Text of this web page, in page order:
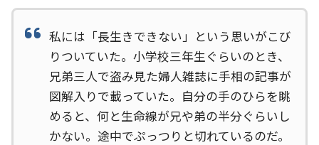
私には「長生きできない」という思いがこび
りついていた。小学校三年生ぐらいのとき、
兄弟三人で盗み見た婦人雑誌に手相の記事が
図解入りで載っていた。自分の手のひらを眺
めると、何と生命線が兄や弟の半分ぐらいし
かない。途中でぷっつりと切れているのだ。